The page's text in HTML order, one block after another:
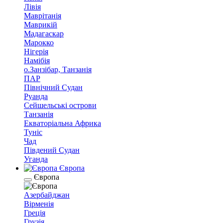
Лівія
Маврітанія
Маврикій
Мадагаскар
Марокко
Нігерія
Намібія
о.Занзібар, Танзанія
ПАР
Північний Судан
Руанда
Сейшельські острови
Танзанія
Екваторіальна Африка
Туніс
Чад
Південий Судан
Уганда
Європа
Європа
Азербайджан
Вірменія
Греція